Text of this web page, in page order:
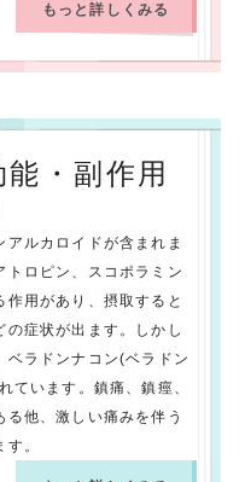
もっと詳しくみる
・副作用
ルカロイドが含まれま
トロピン、スコポラミン
用があり、摂取すると
症状が出ます。しかし
ベラドンナコン(ベラドン
ています。鎮痛、鎮痙、
他、激しい痛みを伴う
。